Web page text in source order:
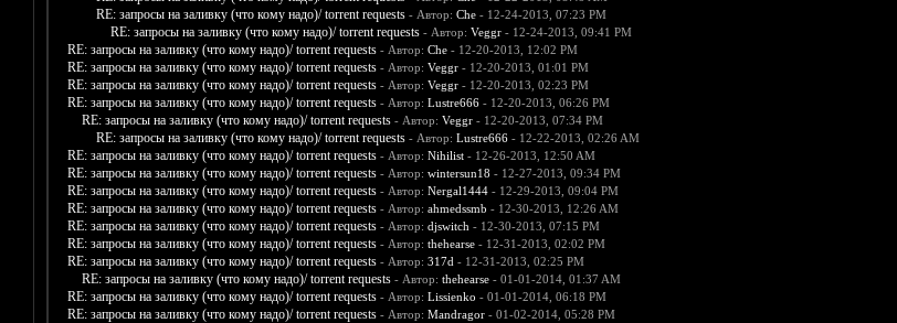
RE: запросы на заливку (что кому надо)/ torrent requests - Автор: Che- 12-24-2013, 07:23 PM
RE: запросы на заливку (что кому надо)/ torrent requests - Автор: Veggr- 12-24-2013, 09:41 PM
RE: запросы на заливку (что кому надо)/ torrent requests - Автор: Che- 12-20-2013, 12:02 PM
RE: запросы на заливку (что кому надо)/ torrent requests - Автор: Veggr- 12-20-2013, 01:01 PM
RE: запросы на заливку (что кому надо)/ torrent requests - Автор: Veggr- 12-20-2013, 02:23 PM
RE: запросы на заливку (что кому надо)/ torrent requests - Автор: Lustre666- 12-20-2013, 06:26 PM
RE: запросы на заливку (что кому надо)/ torrent requests - Автор: Veggr- 12-20-2013, 07:34 PM
RE: запросы на заливку (что кому надо)/ torrent requests - Автор: Lustre666- 12-22-2013, 02:26 AM
RE: запросы на заливку (что кому надо)/ torrent requests - Автор: Nihilist- 12-26-2013, 12:50 AM
RE: запросы на заливку (что кому надо)/ torrent requests - Автор: wintersun18 - 12-27-2013, 09:34 PM
RE: запросы на заливку (что кому надо)/ torrent requests - Автор: Nergal1444- 12-29-2013, 09:04 PM
RE: запросы на заливку (что кому надо)/ torrent requests - Автор: ahmedssmb - 12-30-2013, 12:26 AM
RE: запросы на заливку (что кому надо)/ torrent requests - Автор: djswitch - 12-30-2013, 07:15 PM
RE: запросы на заливку (что кому надо)/ torrent requests - Автор: thehearse- 12-31-2013, 02:02 PM
RE: запросы на заливку (что кому надо)/ torrent requests - Автор: 317d - 12-31-2013, 02:25 PM
RE: запросы на заливку (что кому надо)/ torrent requests - Автор: thehearse- 01-01-2014, 01:37 AM
RE: запросы на заливку (что кому надо)/ torrent requests - Автор: Lissienko - 01-01-2014, 06:18 PM
RE: запросы на заливку (что кому надо)/ torrent requests - Автор: Mandragor- 01-02-2014, 05:28 PM